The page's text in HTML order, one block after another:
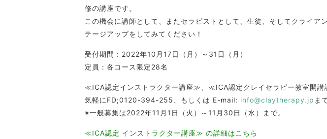
修の講座です。
この機会に講師として、またセラピストとして、生徒、そしてクライ
テージアップをしてみてください！
受付期間：2022年10月17日（月）～31日（月）
定員：各コース限定28名
≪ICA認定インストラクター講座≫、≪ICA認定クレイセラピー教室開
気軽にFD;0120-394-255、もしくは E-mail: info@claytherapy.jp ま
※一般募集は2022年11月1日（火）～11月30日（水）まで。
≪ICA認定 インストラクター講座≫ の詳細はこちら